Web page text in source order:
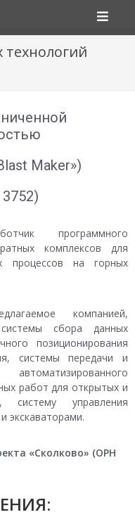
технологий
Maker»)
программного
комплексов для
процессов на горных
компанией,
сбора данных
позиционирования
системы передачи и
работ для открытых и
систему управления
экскаваторами.
«Сколково» (ОРН